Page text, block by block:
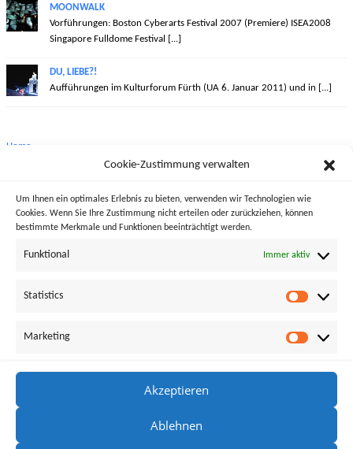
Cookie-Zustimmung verwalten
Um Ihnen ein optimales Erlebnis zu bieten, verwenden wir Technologien wie
Cookies. Wenn Sie Ihre Zustimmung nicht erteilen oder zurückziehen, können
bestimmte Merkmale und Funktionen beeinträchtigt werden.
Funktional Immer aktiv
Statistics
Marketing
Akzeptieren
Ablehnen
MOONWALK
Vorführungen: Boston Cyberarts Festival 2007 (Premiere) ISEA2008
Singapore Fulldome Festival [...]
DU, LIEBE?!
Aufführungen im Kulturforum Fürth (UA 6. Januar 2011) und in [...]
Home
Werkauswahl
Pressespiegel
Pressefotos